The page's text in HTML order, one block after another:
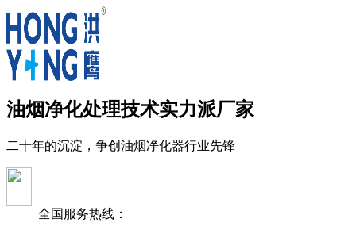
油烟净化处理技术实力派厂家
二十年的沉淀，争创油烟净化器行业先锋
全国服务热线：